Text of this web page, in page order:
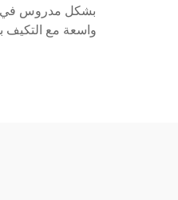
بشكل مدروس في